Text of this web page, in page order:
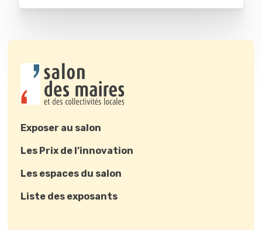
Exposer au salon
Les Prix de l’innovation
Les espaces du salon
Liste des exposants